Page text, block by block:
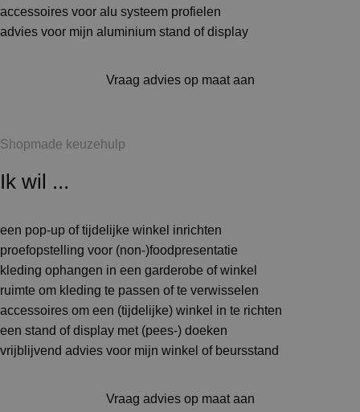
accessoires voor alu systeem profielen
advies voor mijn aluminium stand of display
Vraag advies op maat aan
Shopmade keuzehulp
Ik wil ...
een pop-up of tijdelijke winkel inrichten
proefopstelling voor (non-)foodpresentatie
kleding ophangen in een garderobe of winkel
ruimte om kleding te passen of te verwisselen
accessoires om een (tijdelijke) winkel in te richten
een stand of display met (pees-) doeken
vrijblijvend advies voor mijn winkel of beursstand
Vraag advies op maat aan